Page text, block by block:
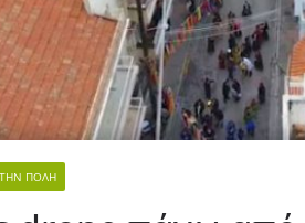
ΠΌΛΗ